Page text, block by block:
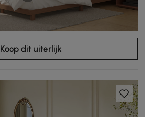
Koop dit uiterlijk